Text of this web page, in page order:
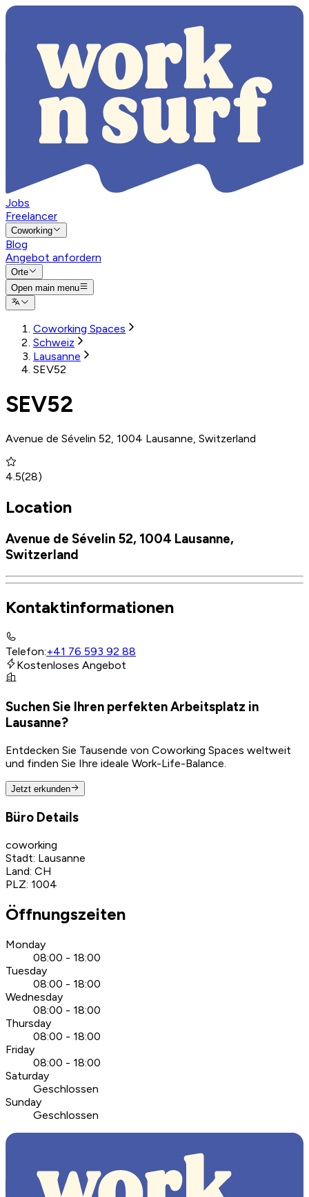
Jobs
Freelancer
Coworking
Blog
Angebot anfordern
Orte
Open main menu
Coworking Spaces
Schweiz
Lausanne
SEV52
SEV52
Avenue de Sévelin 52, 1004 Lausanne, Switzerland
4.5(28)
Location
Avenue de Sévelin 52, 1004 Lausanne,
Switzerland
Kontaktinformationen
Telefon:+41 76 593 92 88
Kostenloses Angebot
Suchen Sie Ihren perfekten Arbeitsplatz in
Lausanne?
Entdecken Sie Tausende von Coworking Spaces weltweit
und finden Sie Ihre ideale Work-Life-Balance.
Jetzt erkunden
Büro Details
coworking
Stadt: Lausanne
Land: CH
PLZ: 1004
Öffnungszeiten
Monday
08:00 - 18:00
Tuesday
08:00 - 18:00
Wednesday
08:00 - 18:00
Thursday
08:00 - 18:00
Friday
08:00 - 18:00
Saturday
Geschlossen
Sunday
Geschlossen